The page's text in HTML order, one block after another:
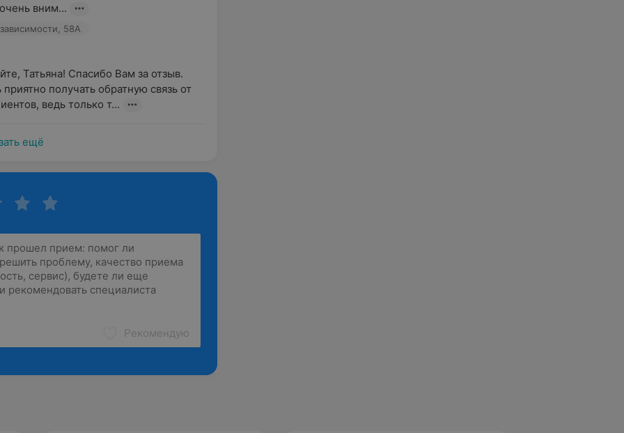
вним...
58А
Татьяна! Спасибо Вам за отзыв.
получать обратную связь от
ведь только т...
ещё
Рекомендую